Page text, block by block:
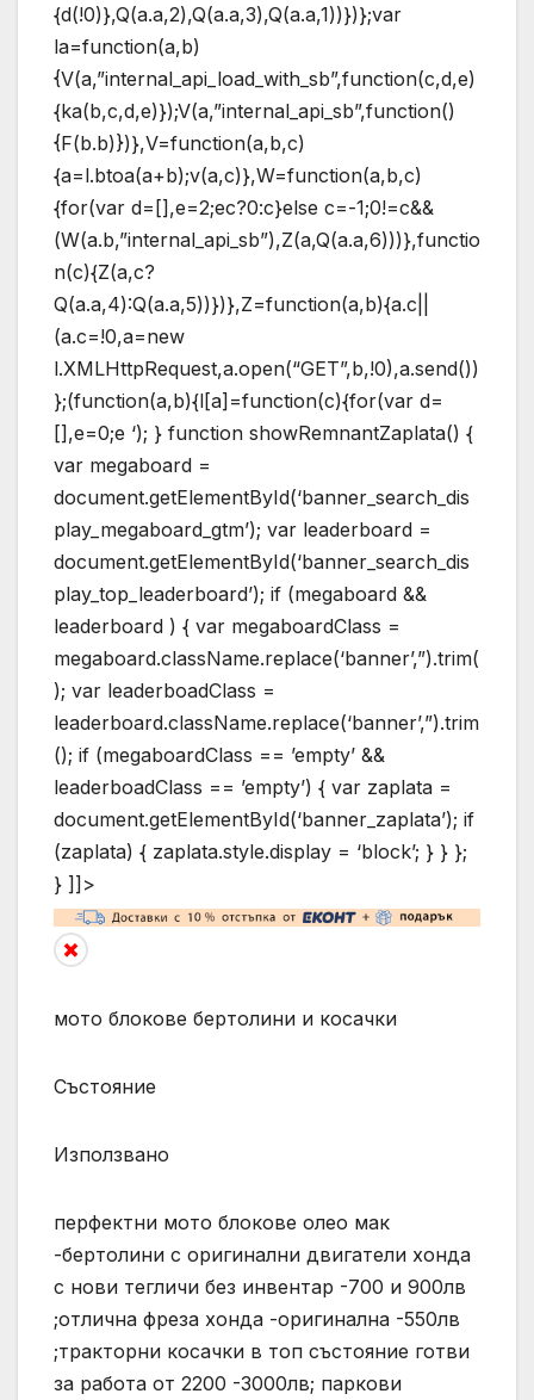
{d(!0)},Q(a.a,2),Q(a.a,3),Q(a.a,1))})};var
la=function(a,b)
{V(a,”internal_api_load_with_sb”,function(c,d,e)
{ka(b,c,d,e)});V(a,”internal_api_sb”,function()
{F(b.b)})},V=function(a,b,c)
{a=l.btoa(a+b);v(a,c)},W=function(a,b,c)
{for(var d=[],e=2;ec?0:c}else c=-1;0!=c&&
(W(a.b,”internal_api_sb”),Z(a,Q(a.a,6)))},functio
n(c){Z(a,c?
Q(a.a,4):Q(a.a,5))})},Z=function(a,b){a.c||
(a.c=!0,a=new
l.XMLHttpRequest,a.open(“GET”,b,!0),a.send())
};(function(a,b){l[a]=function(c){for(var d=
[],e=0;e ‘); } function showRemnantZaplata() {
var megaboard =
document.getElementById(‘banner_search_dis
play_megaboard_gtm’); var leaderboard =
document.getElementById(‘banner_search_dis
play_top_leaderboard’); if (megaboard &&
leaderboard ) { var megaboardClass =
megaboard.className.replace(‘banner’,”).trim(
); var leaderboadClass =
leaderboard.className.replace(‘banner’,”).trim
(); if (megaboardClass == ’empty’ &&
leaderboadClass == ’empty’) { var zaplata =
document.getElementById(‘banner_zaplata’); if
(zaplata) { zaplata.style.display = ‘block’; } } };
} ]]>
мото блокове бертолини и косачки
Състояние
Използвано
перфектни мото блокове олео мак
-бертолини с оригинални двигатели хонда
с нови тегличи без инвентар -700 и 900лв
;отлична фреза хонда -оригинална -550лв
;тракторни косачки в топ състояние готви
за работа от 2200 -3000лв; паркови